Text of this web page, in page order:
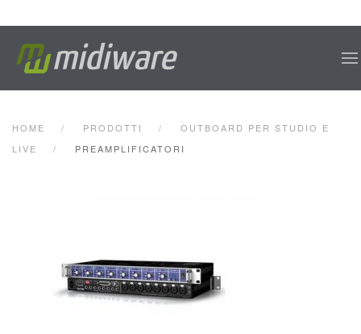
HOME PRODOTTI
OUTBOARD PER STUDIO E
LIVE
PREAMPLIFICATORI